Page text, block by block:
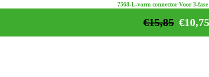
7568-L-vorm connector Voor 3-
€10,75
€15,85